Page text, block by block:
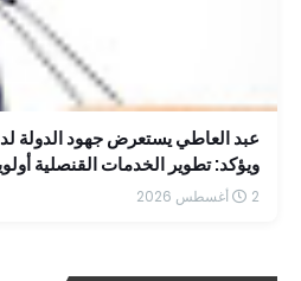
عبد العاطي يستعرض جهود الدولة
ويؤكد: تطوير الخدمات القنصلية
2 أغسطس 2026